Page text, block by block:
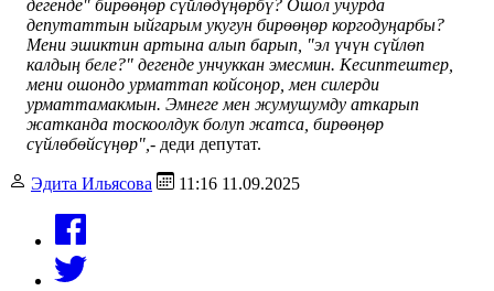
дегенде" бирөөңөр сүйлөдүңөрбү? Ошол учурда
депутаттын ыйгарым укугун бирөөңөр коргодуңарбы?
Мени эшиктин артына алып барып, "эл үчүн сүйлөп
калдың беле?" дегенде унчуккан эмесмин. Кесиптештер,
мени ошондо урматтап койсоңор, мен силерди
урматтамакмын. Эмнеге мен жумушумду аткарып
жатканда тоскоолдук болуп жатса, бирөөңөр
сүйлөбөйсүңөр",- деди депутат.
Эдита Ильясова 11:16 11.09.2025